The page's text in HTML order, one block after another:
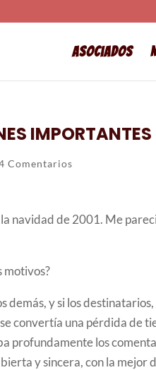
Asociados
IMPORTANTES
Comentarios
navidad de 2001. Me
motivos?
y si los
convertía una pérdida de
profundamente los
y sincera, con la mejor